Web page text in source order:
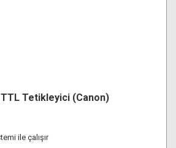
TTL Tetikleyici (Canon)
ile çalışır